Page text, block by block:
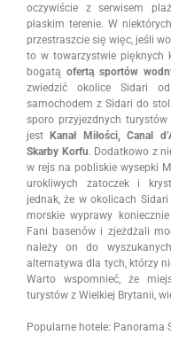
oczywiście z serwisem
płaskim terenie. W
przestraszcie się więc, jeśli
to w towarzystwie pięknych
bogatą ofertą sportów
zwiedzić okolice Sidari
samochodem z Sidari do
sporo przyjezdnych
jest
Kanał Miłości, Canal
Skarby Korfu. Dodatkowo z
w rejs na pobliskie wysepki
urokliwych zatoczek i
jednak, że w okolicach
morskie wyprawy
Fani basenów i zjeżdżali
należy on do
alternatywa dla tych, którzy
Warto wspomnieć, że
turystów z Wielkiej Brytanii,
Popularne hotele: Panorama